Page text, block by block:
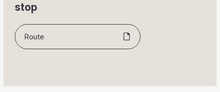
stop
Route